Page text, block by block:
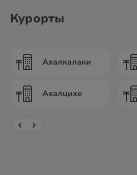
Курорты
Ахалкалаки
Ахалцихе